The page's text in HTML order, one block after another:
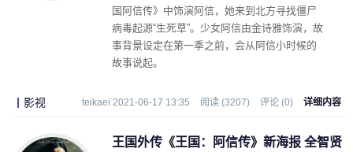
国阿信传》中饰演阿信，她来到北方寻找僵尸
病毒起源“生死草”。少女阿信由金诗雅饰演，故
事背景设定在第一季之前，会从阿信小时候的
故事说起。
影视 teikaei 2021-06-17 13:35 阅读 (3207) 评论 (0) 详细内容
王国外传《王国：阿信传》新海报 全智贤